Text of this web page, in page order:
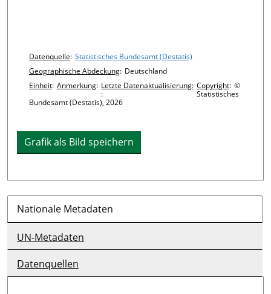
Chart details
Datenquelle: Statistisches Bundesamt (Destatis)
Geographische Abdeckung: Deutschland
Einheit: Anmerkung: Letzte Datenaktualisierung:
:
Copyright: ©
Statistisches
Bundesamt (Destatis), 2026
Grafik als Bild speichern
Nationale Metadaten
UN-Metadaten
Datenquellen